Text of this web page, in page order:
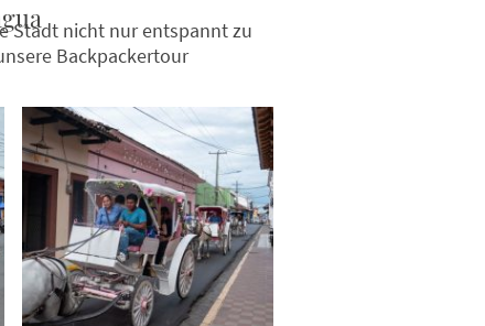
Stadt nicht nur entspannt zu
Backpackertour